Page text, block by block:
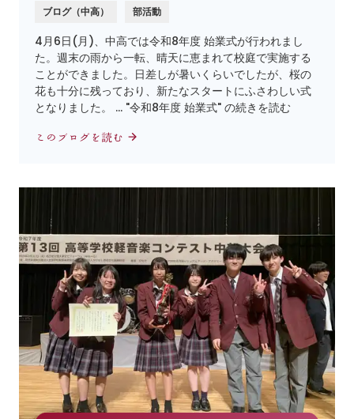
ブログ（中高） 部活動
4月6日(月)、中高では令和8年度 始業式が行われまし
た。週末の雨から一転、晴天に恵まれて校庭で実施する
ことができました。日差しが暑いくらいでしたが、桜の
花も十分に残っており、新たなスタートにふさわしい式
となりました。 … "令和8年度 始業式" の続きを読む
このブログを読む